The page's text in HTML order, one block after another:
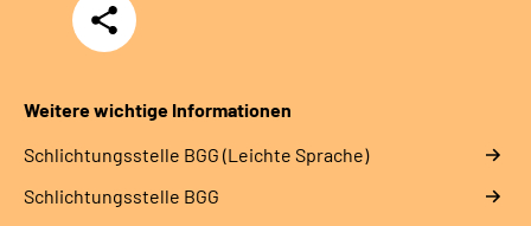
Teilen
Weitere wichtige Informationen
Schlich­tungs­stel­le BGG (Leichte Sprache)
Schlich­tungs­stel­le BGG